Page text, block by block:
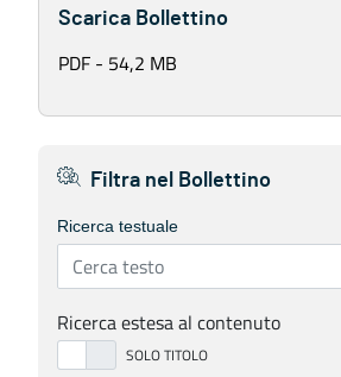
Scarica Bollettino
PDF - 54,2 MB
Filtra nel Bollettino
Ricerca testuale
Ricerca estesa al contenuto